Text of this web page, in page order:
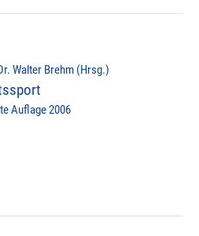
Walter Brehm (Hrsg.)
Auflage 2006